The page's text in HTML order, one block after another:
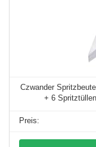
Czwander
+ 6